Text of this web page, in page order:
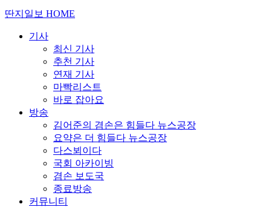
딴지일보 HOME
기사
최신 기사
추천 기사
연재 기사
마빡리스트
바로 잡아요
방송
김어준의 겸손은 힘들다 뉴스공장
요약은 더 힘들다 뉴스공장
다스뵈이다
국회 아카이빙
겸손 보도국
종료방송
커뮤니티